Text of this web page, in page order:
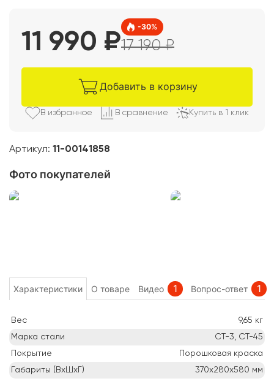
Артикул: 11-00141858
11 990 ₽
-30%
17 190₽
Добавить в корзину
В избранное В сравнение Купить в 1 клик
Фото покупателей
Характеристики О товаре Видео 1 Вопрос-ответ 1
Вес 9,65 кг
Марка стали
СТ-3, СТ-45
Покрытие
Порошковая краска
Габариты (ВхШхГ)
370х280х580 мм